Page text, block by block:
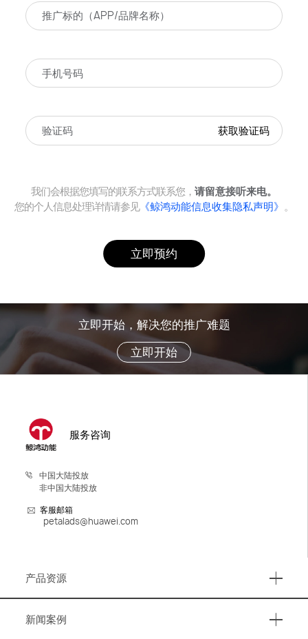
获取验证码
我们会根据您填写的联系方式联系您， 请留意接听来电。
您的个人信息处理详情请参见《鲸鸿动能信息收集隐私声明》 。
立即预约
立即开始，解决您的推广难题
立即开始
服务咨询
中国大陆投放
非中国大陆投放
客服邮箱
petalads@huawei.com
产品资源
新闻案例